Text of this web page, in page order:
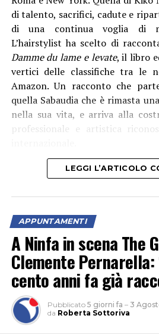
commissione regionale
Sambucci e il sindaco di
vista tecnico – ha spiegato
fondamentale per l’irrigazione
perché consente di innalzare il
e garantire la presa di tutte le
Consorzio ha anche rivolto
particolare alle squadre che
temperature proibitive per
oggi.
di talento, sacrifici, cadute e
di una continua voglia di
L’hairstylist ha scelto di
Damme du lame e levate, il libro
vertici delle classifiche tra le
Amazon. Un racconto che
quella Sabaudia che è rimasta
nella sua vita, e arriva alla
professionale e artistica
Su Radio Immagine abbiamo
LEGGI L’ARTICOLO
APPUNTAMENTI
A Ninfa in scena The
Clemente Pernarella:
cento anni fa già
Pubblicato 5 giorni fa – 3
da Roberta Sottoriva